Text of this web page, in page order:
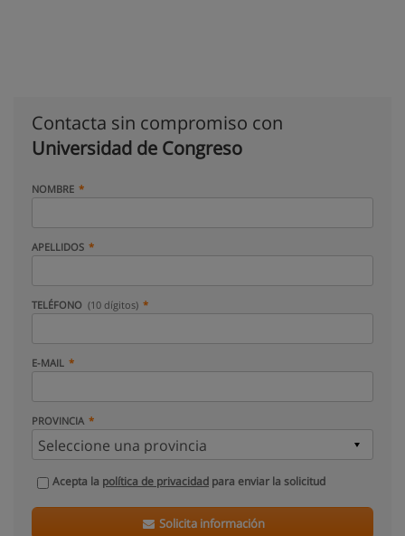
Contacta sin compromiso con
Universidad de Congreso
NOMBRE
APELLIDOS
TELÉFONO (10 dígitos)
E-MAIL
PROVINCIA
Acepta la política de privacidad para enviar la solicitud
Solicita información